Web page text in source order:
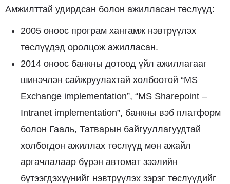
Амжилттай удирдсан болон ажилласан төслүүд:
2005 оноос програм хангамж нэвтрүүлэх
төслүүдэд оролцож ажилласан.
2014 оноос банкны дотоод үйл ажиллагааг
шинэчлэн сайжруулахтай холбоотой “MS
Exchange implementation”, “MS Sharepoint –
Intranet implementation”, банкны вэб платформ
болон Гааль, Татварын байгууллагуудтай
холбогдон ажиллах төслүүд мөн ажайл
аргачлалаар бүрэн автомат зээлийн
бүтээгдэхүүнийг нэвтрүүлэх зэрэг төслүүдийг